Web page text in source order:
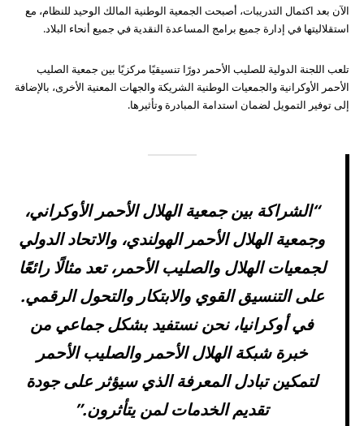
الآن بعد اكتمال التدريبات، أصبحت الجمعية الوطنية المالك الوحيد للنظام، مع
استقلاليتها في إدارة جميع برامج المساعدة النقدية في جميع أنحاء البلاد.
تلعب اللجنة الدولية للصليب الأحمر دورًا تنسيقيًا مركزيًا بين جمعية الصليب
الأحمر الأوكرانية والجمعيات الوطنية الشريكة والجهات المعنية الأخرى، بالإضافة
إلى توفير التمويل لضمان استدامة المبادرة وتأثيرها.
“الشراكة بين جمعية الهلال الأحمر الأوكراني،
وجمعية الهلال الأحمر الهولندي، والاتحاد الدولي
لجمعيات الهلال والصليب الأحمر، تعد مثالًا رائعًا
على التنسيق القوي والابتكار والتحول الرقمي.
في أوكرانيا، نحن نستفيد بشكل جماعي من
خبرة شبكة الهلال الأحمر والصليب الأحمر
لتمكين تبادل المعرفة الذي سيؤثر على جودة
تقديم الخدمات لمن يتأثرون.”